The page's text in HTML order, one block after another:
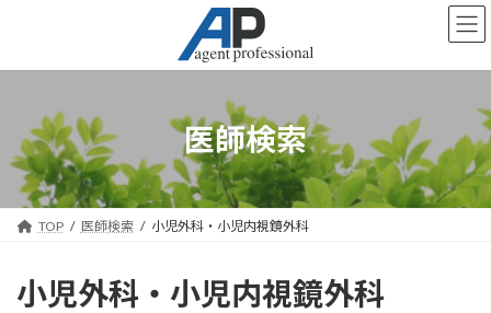
ン
キ
プ
ー
に
動
医師検索
TOP 医師検索 小児外科・小児内視鏡外科
小児外科・小児内視鏡外科